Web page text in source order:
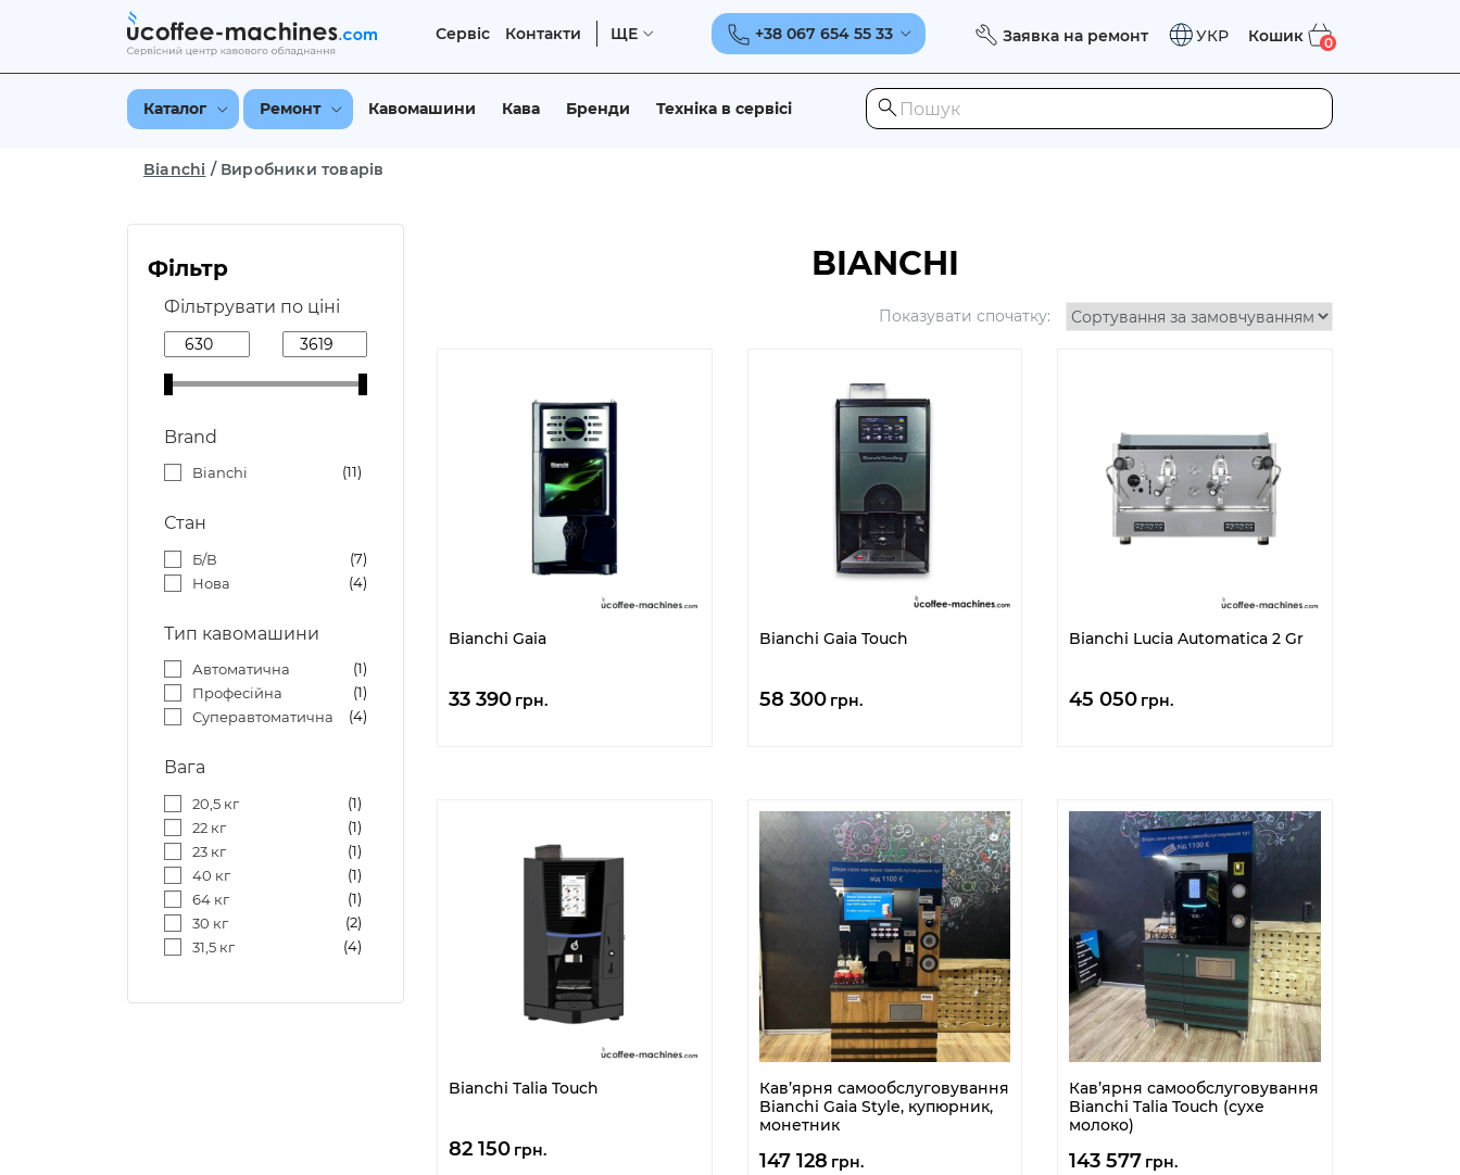
Сервіс Контакти ЩЕ +38 067 654 55 33 Заявка на ремонт УКР Кошик 0
Каталог Ремонт Кавомашини Кава Бренди Техніка в сервісі
Bianchi / Виробники товарів
Фільтр
Фільтрувати по ціні
Brand
Bianchi 11
Стан
Б/В
7
Нова
4
Тип кавомашини
Автоматична
1
Професійна
1
Суперавтоматична
4
Вага
20,5 кг
1
22 кг
1
23 кг
1
40 кг
1
64 кг
1
30 кг
2
31,5 кг
4
BIANCHI
Показувати спочатку:
Bianchi Gaia
33 390 грн.
Bianchi Gaia Touch
58 300 грн.
Bianchi Lucia Automatica 2 Gr
45 050 грн.
Bianchi Talia Touch
82 150 грн.
Кав’ярня самообслуговування
Bianchi Gaia Style, купюрник,
монетник
147 128 грн.
Кав’ярня самообслуговування
Bianchi Talia Touch (сухе
молоко)
143 577 грн.